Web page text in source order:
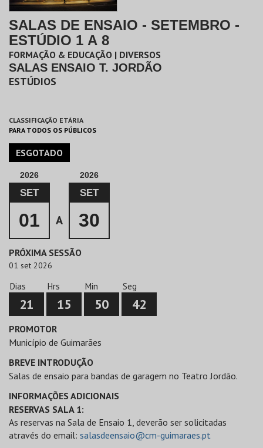
SALAS DE ENSAIO - SETEMBRO -
ESTÚDIO 1 A 8
FORMAÇÃO & EDUCAÇÃO | DIVERSOS
SALAS ENSAIO T. JORDÃO
ESTÚDIOS
CLASSIFICAÇÃO ETÁRIA
PARA TODOS OS PÚBLICOS
ESGOTADO
2026
SET
01 A
2026
SET
30
PRÓXIMA SESSÃO
01 set 2026
Dias
21
Hrs
15
Min
50
Seg
42
PROMOTOR
Município de Guimarães
BREVE INTRODUÇÃO
Salas de ensaio para bandas de garagem no Teatro Jordão.
INFORMAÇÕES ADICIONAIS
RESERVAS SALA 1:
As reservas na Sala de Ensaio 1, deverão ser solicitadas
através do email: salasdeensaio@cm-guimaraes.pt